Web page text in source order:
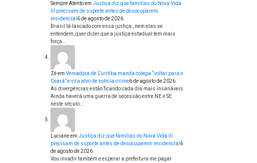
Sempre Atentoem Justiça diz que famílias do Nova Vida
III precisam de suporte antes de desocuparem
residencial 6 de agosto de 2026
Brasil tá lascado com essa justiça , nem elas se
entendem, quer dizer que a justiça estadual tem mais
força…
Zéem Vereadora de Curitiba manda colega “voltar para o
Ceará” e vira alvo de notícia-crime6 de agosto de 2026
As divergências estão ficando cada dia mais insanáveis.
Ainda haverá uma guerra de secessão entre NE e SE
neste século.…
Lucianeem Justiça diz que famílias do Nova Vida III
precisam de suporte antes de desocuparem residencial 6
de agosto de 2026
Vou invadir também e esperar a prefeitura me pagar